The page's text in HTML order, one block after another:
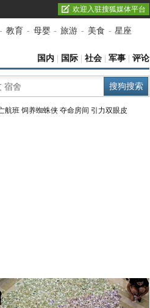
欢迎入驻搜狐媒体平台
- 教育 - 母婴 - 旅游 - 美食 - 星座
国内 国际 社会 军事 评论
航班 饲养蜘蛛侠 夺命房间 引力双眼皮